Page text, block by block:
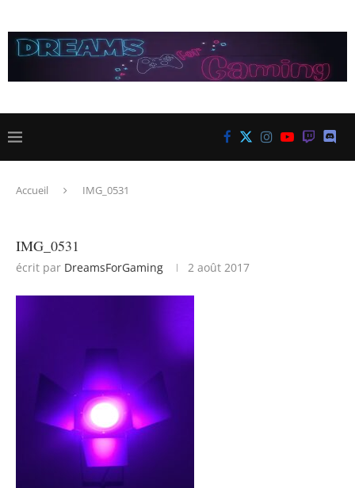
Accueil IMG_0531
IMG_0531
écrit par DreamsForGaming 2 août 2017